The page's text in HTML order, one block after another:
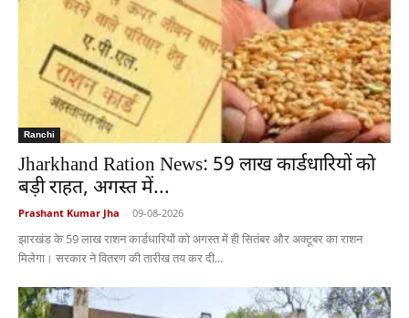
Ranchi
Jharkhand Ration News: 59 लाख कार्डधारियों को
बड़ी राहत, अगस्त में...
Prashant Kumar Jha - 09-08-2026
झारखंड के 59 लाख राशन कार्डधारियों को अगस्त में ही सितंबर और अक्टूबर का राशन
मिलेगा। सरकार ने वितरण की तारीख तय कर दी...